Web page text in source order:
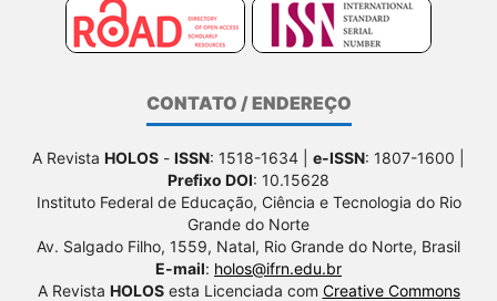
CONTATO / ENDEREÇO
A Revista HOLOS - ISSN: 1518-1634 | e-ISSN: 1807-1600 |
Prefixo DOI: 10.15628
Instituto Federal de Educação, Ciência e Tecnologia do Rio
Grande do Norte
Av. Salgado Filho, 1559, Natal, Rio Grande do Norte, Brasil
E-mail: holos@ifrn.edu.br
A Revista HOLOSesta Licenciada com Creative Commons